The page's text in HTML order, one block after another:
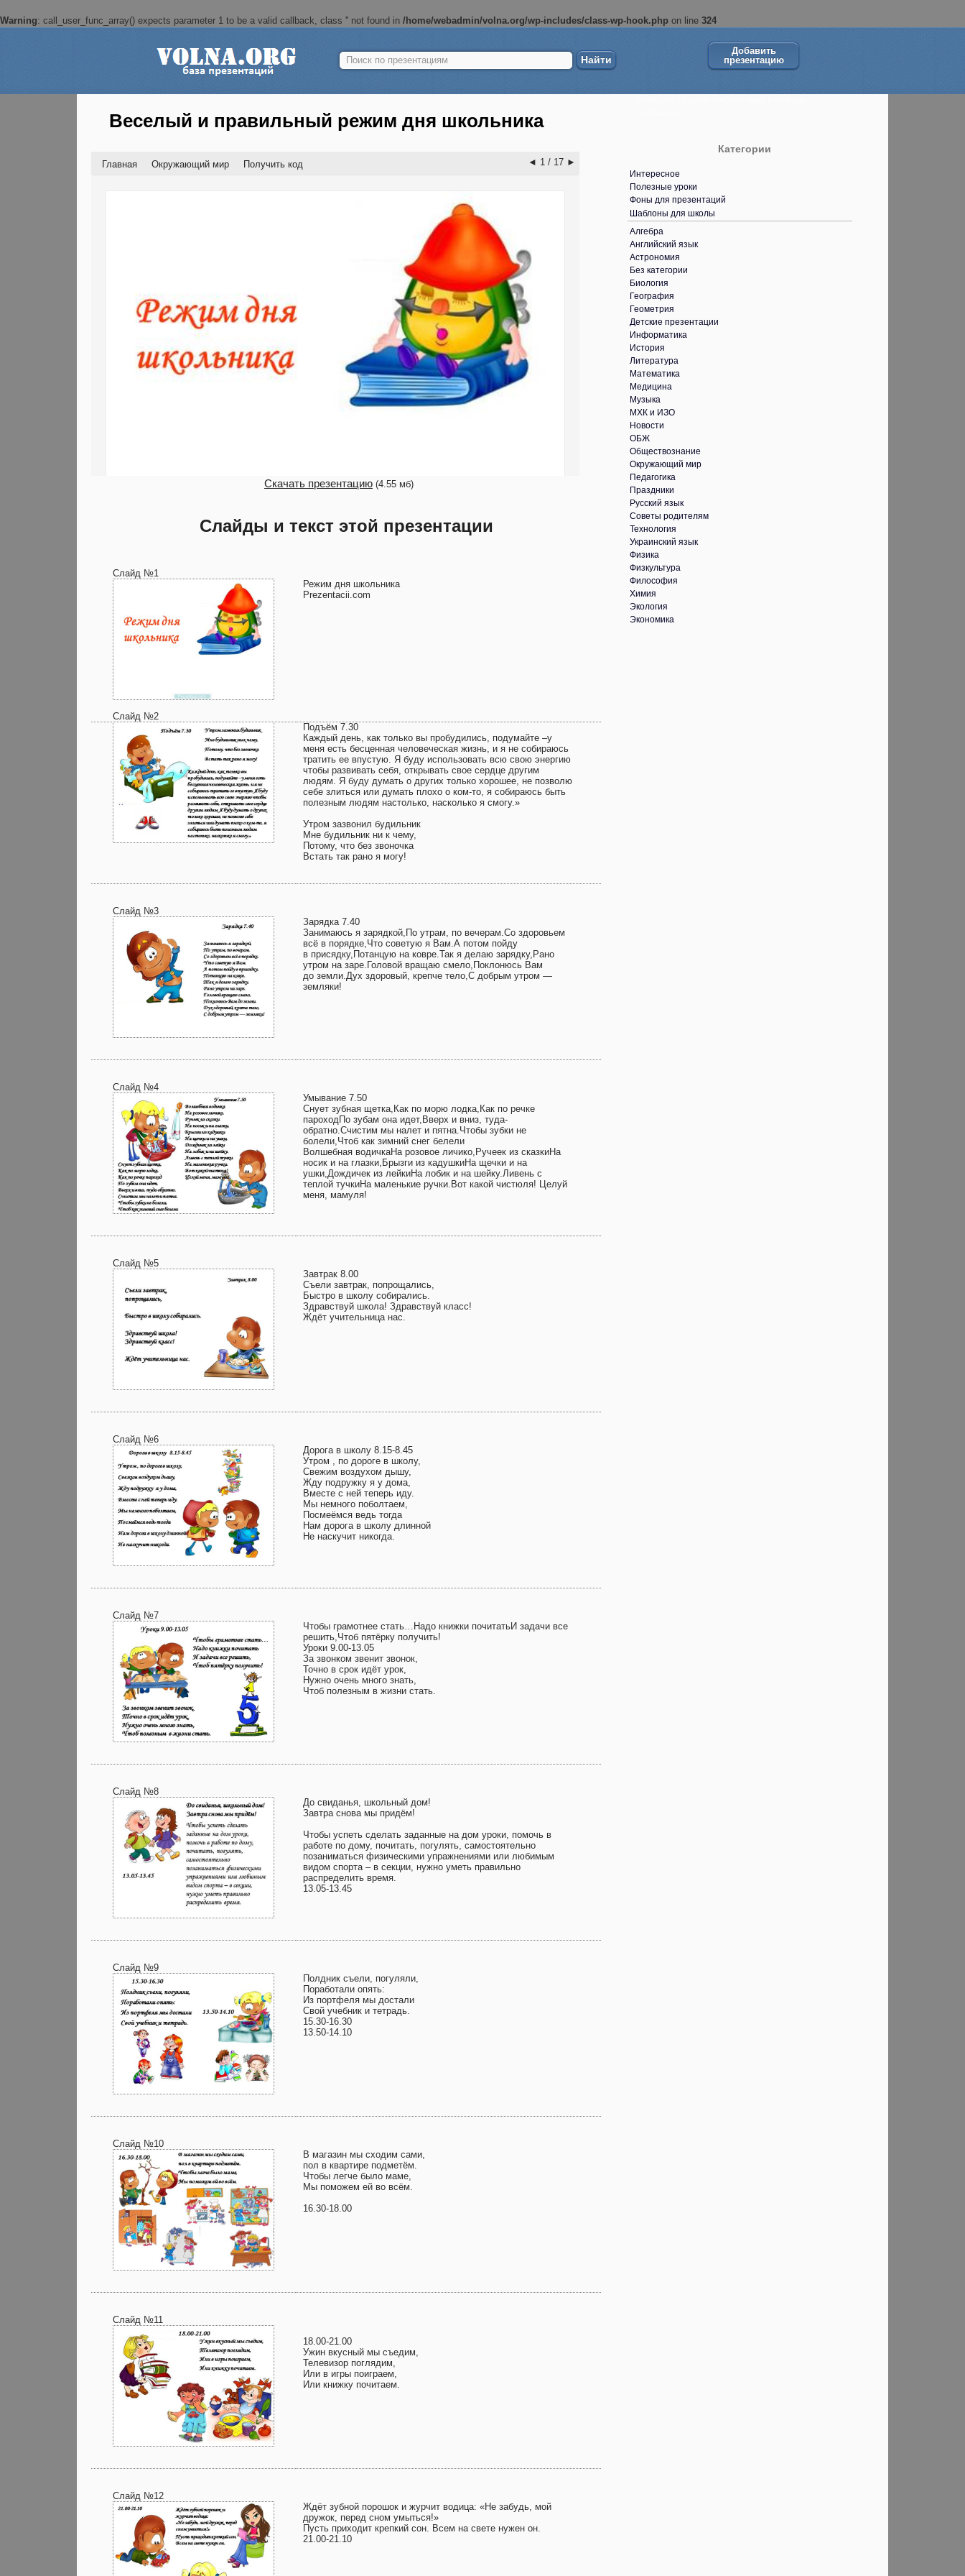
Warning: call_user_func_array() expects parameter 1 to be a valid callback, class '' not found in /home/webadmin/volna.org/wp-includes/class-wp-hook.php on line 324
Найти:
Добавить
презентацию
Веселый и правильный режим дня школьника
Главная Окружающий мир Получить код ◄ 1 / 17 ►
Скачать презентацию (4.55 мб)
Слайды и текст этой презентации
Слайд №1
Режим дня школьника
Prezentacii.com
Слайд №2
Подъём 7.30
Каждый день, как только вы пробудились, подумайте –у
меня есть бесценная человеческая жизнь, и я не собираюсь
тратить ее впустую. Я буду использовать всю свою энергию
чтобы развивать себя, открывать свое сердце другим
людям. Я буду думать о других только хорошее, не позволю
себе злиться или думать плохо о ком-то, я собираюсь быть
полезным людям настолько, насколько я смогу.»
Утром зазвонил будильник
Мне будильник ни к чему,
Потому, что без звоночка
Встать так рано я могу!
Слайд №3
Зарядка 7.40
Занимаюсь я зарядкой,По утрам, по вечерам.Со здоровьем
всё в порядке,Что советую я Вам.А потом пойду
в присядку,Потанцую на ковре.Так я делаю зарядку,Рано
утром на заре.Головой вращаю смело,Поклонюсь Вам
до земли.Дух здоровый, крепче тело,С добрым утром —
земляки!
Слайд №4
Умывание 7.50
Снует зубная щетка,Как по морю лодка,Как по речке
пароходПо зубам она идет,Вверх и вниз, туда-
обратно.Счистим мы налет и пятна.Чтобы зубки не
болели,Чтоб как зимний снег белели
Волшебная водичкаНа розовое личико,Ручеек из сказкиНа
носик и на глазки,Брызги из кадушкиНа щечки и на
ушки,Дождичек из лейкиНа лобик и на шейку.Ливень с
теплой тучкиНа маленькие ручки.Вот какой чистюля! Целуй
меня, мамуля!
Слайд №5
Завтрак 8.00
Съели завтрак, попрощались,
Быстро в школу собирались.
Здравствуй школа! Здравствуй класс!
Ждёт учительница нас.
Слайд №6
Дорога в школу 8.15-8.45
Утром , по дороге в школу,
Свежим воздухом дышу,
Жду подружку я у дома,
Вместе с ней теперь иду.
Мы немного поболтаем,
Посмеёмся ведь тогда
Нам дорога в школу длинной
Не наскучит никогда.
Слайд №7
Чтобы грамотнее стать…Надо книжки почитатьИ задачи все
решить,Чтоб пятёрку получить!
Уроки 9.00-13.05
За звонком звенит звонок,
Точно в срок идёт урок,
Нужно очень много знать,
Чтоб полезным в жизни стать.
Слайд №8
До свиданья, школьный дом!
Завтра снова мы придём!
Чтобы успеть сделать заданные на дом уроки, помочь в
работе по дому, почитать, погулять, самостоятельно
позаниматься физическими упражнениями или любимым
видом спорта – в секции, нужно уметь правильно
распределить время.
13.05-13.45
Слайд №9
Полдник съели, погуляли,
Поработали опять:
Из портфеля мы достали
Свой учебник и тетрадь.
15.30-16.30
13.50-14.10
Слайд №10
В магазин мы сходим сами,
пол в квартире подметём.
Чтобы легче было маме,
Мы поможем ей во всём.
16.30-18.00
Слайд №11
18.00-21.00
Ужин вкусный мы съедим,
Телевизор поглядим,
Или в игры поиграем,
Или книжку почитаем.
Слайд №12
Ждёт зубной порошок и журчит водица: «Не забудь, мой
дружок, перед сном умыться!»
Пусть приходит крепкий сон. Всем на свете нужен он.
21.00-21.10
Категории
Интересное
Полезные уроки
Фоны для презентаций
Шаблоны для школы
Алгебра
Английский язык
Астрономия
Без категории
Биология
География
Геометрия
Детские презентации
Информатика
История
Литература
Математика
Медицина
Музыка
МХК и ИЗО
Новости
ОБЖ
Обществознание
Окружающий мир
Педагогика
Праздники
Русский язык
Советы родителям
Технология
Украинский язык
Физика
Физкультура
Философия
Химия
Экология
Экономика